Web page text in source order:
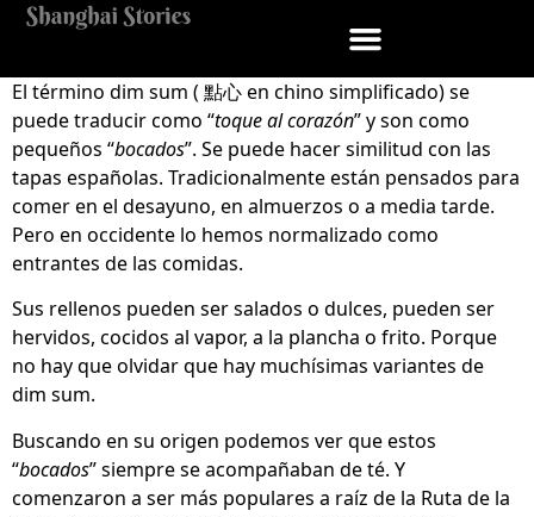
El término dim sum ( 點心en chino simplificado) se
puede traducir como “toque al corazón” y son como
pequeños “bocados”. Se puede hacer similitud con las
tapas españolas. Tradicionalmente están pensados para
comer en el desayuno, en almuerzos o a media tarde.
Pero en occidente lo hemos normalizado como
entrantes de las comidas.
Sus rellenos pueden ser salados o dulces, pueden ser
hervidos, cocidos al vapor, a la plancha o frito. Porque
no hay que olvidar que hay muchísimas variantes de
dim sum.
Buscando en su origen podemos ver que estos
“bocados” siempre se acompañaban de té. Y
comenzaron a ser más populares a raíz de la Ruta de la